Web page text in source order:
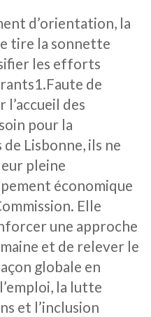
d’orientation, la
tire la sonnette
les efforts
de
des
pour la
Lisbonne, ils ne
pleine
économique
Elle
une approche
et de relever le
globale en
la lutte
et l’inclusion